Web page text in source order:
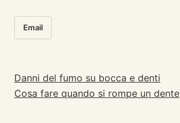
Email
Navigazione articoli
Danni del fumo su bocca e denti
Cosa fare quando si rompe un dente